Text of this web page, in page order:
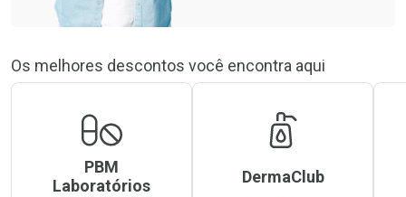
Os melhores descontos você encontra aqui
PBM
Laboratórios
DermaClub